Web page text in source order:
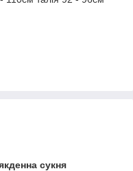
сукня